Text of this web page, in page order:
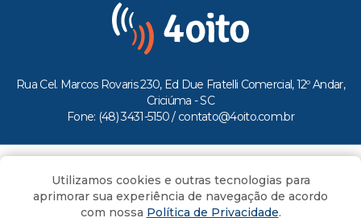
Rua Cel. Marcos Rovaris 230, Ed Due Fratelli Comercial, 12º Andar,
Criciúma - SC
Fone: (48) 3431-5150 / contato@4oito.com.br
Todos os direitos reservados ao Portal 4oito
Utilizamos cookies e outras tecnologias para
aprimorar sua experiência de navegação de acordo
com nossa Política de Privacidade.